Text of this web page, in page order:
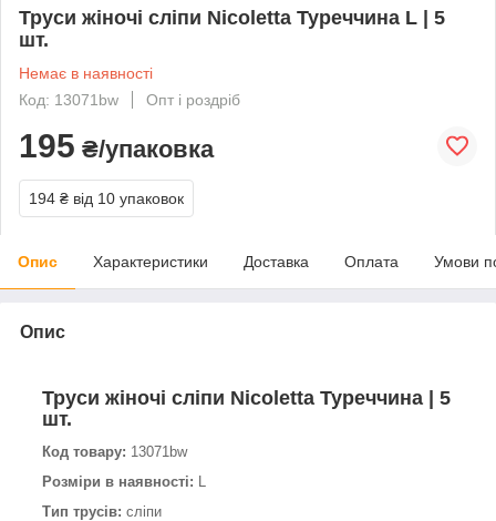
Труси жіночі сліпи Nicoletta Туреччина L | 5
шт.
Немає в наявності
Код: 13071bw
Опт і роздріб
195 ₴/упаковка
194 ₴ від 10 упаковок
Опис Характеристики Доставка Оплата Умови
Опис
Труси жіночі сліпи Nicoletta Туреччина | 5
шт.
Код товару: 13071bw
Розміри в наявності:
Тип трусів: сліпи